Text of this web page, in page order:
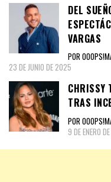
DEL
VARGAS
POR
23 DE JUNIO DE 2025
CHRISSY
TRAS
POR
9 DE ENERO